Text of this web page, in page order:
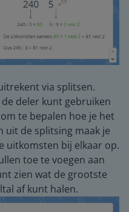
via splitsen.
deler kunt gebruiken
te bepalen hoe je het
uit de splitsing maak je
uitkomsten bij elkaar op.
toe te voegen aan
zien wat de grootste
af kunt halen.